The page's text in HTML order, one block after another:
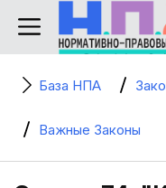
База НПА
Важные Законы